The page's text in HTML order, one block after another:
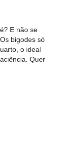
E não se
bigodes só
o ideal
Quer